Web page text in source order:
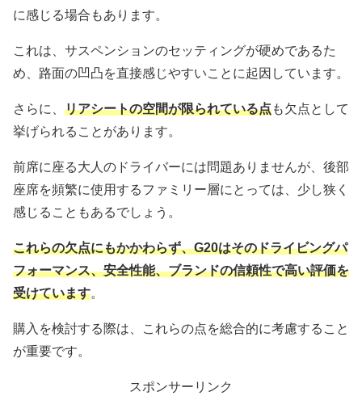
に感じる場合もあります。
これは、サスペンションのセッティングが硬めであるた
め、路面の凹凸を直接感じやすいことに起因しています。
さらに、 リアシートの空間が限られている点も欠点として
挙げられることがあります。
前席に座る大人のドライバーには問題ありませんが、後部
座席を頻繁に使用するファミリー層にとっては、少し狭く
感じることもあるでしょう。
これらの欠点にもかかわらず、G20はそのドライビングパ
フォーマンス、安全性能、ブランドの信頼性で高い評価を
受けています。
購入を検討する際は、これらの点を総合的に考慮すること
が重要です。
スポンサーリンク